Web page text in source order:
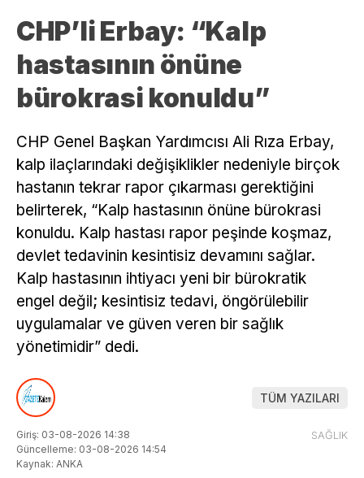
CHP’li Erbay: “Kalp
hastasının önüne
bürokrasi konuldu”
CHP Genel Başkan Yardımcısı Ali Rıza Erbay,
kalp ilaçlarındaki değişiklikler nedeniyle birçok
hastanın tekrar rapor çıkarması gerektiğini
belirterek, “Kalp hastasının önüne bürokrasi
konuldu. Kalp hastası rapor peşinde koşmaz,
devlet tedavinin kesintisiz devamını sağlar.
Kalp hastasının ihtiyacı yeni bir bürokratik
engel değil; kesintisiz tedavi, öngörülebilir
uygulamalar ve güven veren bir sağlık
yönetimidir” dedi.
TÜM YAZILARI
Giriş: 03-08-2026 14:38
Güncelleme: 03-08-2026 14:54
Kaynak: ANKA
SAĞLIK